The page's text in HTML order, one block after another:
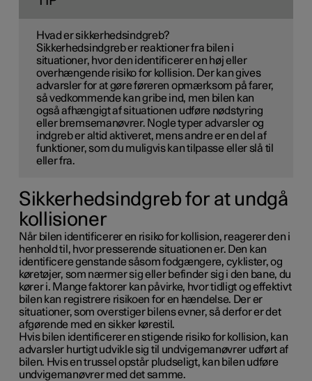
Hvad er sikkerhedsindgreb?
Sikkerhedsindgreb er reaktioner fra bilen i
situationer, hvor den identificerer en høj eller
overhængende risiko for kollision. Der kan gives
advarsler for at gøre føreren opmærksom på farer,
så vedkommende kan gribe ind, men bilen kan
også afhængigt af situationen udføre nødstyring
eller bremsemanøvrer. Nogle typer advarsler og
indgreb er altid aktiveret, mens andre er en del af
funktioner, som du muligvis kan tilpasse eller slå til
eller fra.
Sikkerhedsindgreb for at undgå
kollisioner
Når bilen identificerer en risiko for kollision, reagerer den i
henhold til, hvor presserende situationen er. Den kan
identificere genstande såsom fodgængere, cyklister, og
køretøjer, som nærmer sig eller befinder sig i den bane, du
kører i. Mange faktorer kan påvirke, hvor tidligt og effektivt
bilen kan registrere risikoen for en hændelse. Der er
situationer, som overstiger bilens evner, så derfor er det
afgørende med en sikker kørestil.
Hvis bilen identificerer en stigende risiko for kollision, kan
advarsler hurtigt udvikle sig til undvigemanøvrer udført af
bilen. Hvis en trussel opstår pludseligt, kan bilen udføre
undvigemanøvrer med det samme.